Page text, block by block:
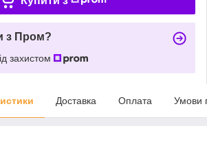
з Пром?
захистом
Доставка Оплата Умови